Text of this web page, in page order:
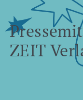
ZEIT